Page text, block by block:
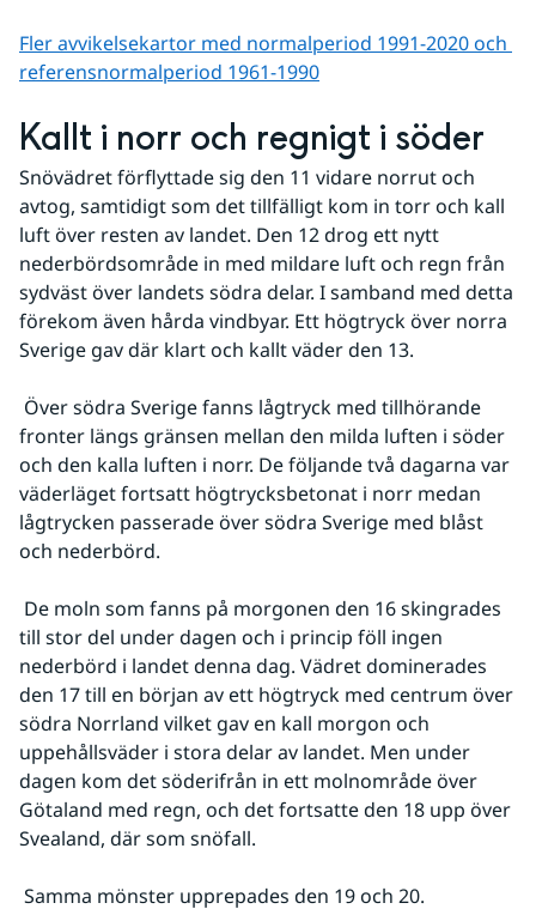
Fler avvikelsekartor med normalperiod 1991-2020 och
referens­normalperiod 1961-1990
Kallt i norr och regnigt i söder
Snövädret förflyttade sig den 11 vidare norrut och
avtog, samtidigt som det tillfälligt kom in torr och kall
luft över resten av landet. Den 12 drog ett nytt
nederbördsområde in med mildare luft och regn från
sydväst över landets södra delar. I samband med detta
förekom även hårda vindbyar. Ett högtryck över norra
Sverige gav där klart och kallt väder den 13.
fronter längs gränsen mellan den milda luften i söder
och den kalla luften i norr. De följande två dagarna var
väderläget fortsatt högtrycksbetonat i norr medan
lågtrycken passerade över södra Sverige med blåst
och nederbörd.
till stor del under dagen och i princip föll ingen
nederbörd i landet denna dag. Vädret dominerades
den 17 till en början av ett högtryck med centrum över
södra Norrland vilket gav en kall morgon och
uppehållsväder i stora delar av landet. Men under
dagen kom det söderifrån in ett molnområde över
Götaland med regn, och det fortsatte den 18 upp över
Svealand, där som snöfall.